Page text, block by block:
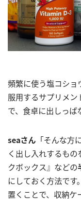
頻繁に使う塩コシ
服用するサプリメ
で、食卓に出しっ
seaさん 「そんな
く出し入れするも
クボックス』などの
にしておく方法で
置くことで、収納ケ